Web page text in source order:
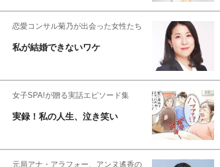
恋愛コンサル菊乃が出会った女性たち
私が結婚できないワケ
女子SPA!が贈る実話エピソード集
実録！私の人生、泣き笑い
元局アナ・アラフォー、アンヌ遙香の